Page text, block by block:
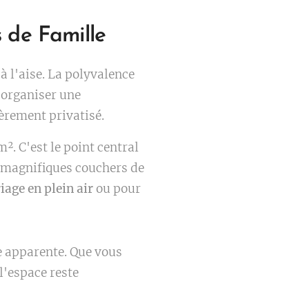
de Famille
l'aise. La polyvalence
une
privatisé.
C'est le point central
couchers de
en plein airou pour
Que vous
reste